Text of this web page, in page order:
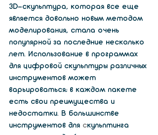
3D-скульптура, которая все еще
является довольно новым методом
моделирования, стала очень
популярной за последние несколько
лет. Использование в программах
для цифровой скульптуры различных
инструментов может
варьироваться; в каждом пакете
есть свои преимущества и
недостатки. В большинстве
инструментов для скульптинга